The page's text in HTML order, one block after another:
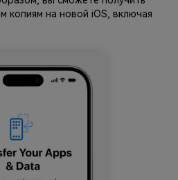
копиям на новой iOS, включая